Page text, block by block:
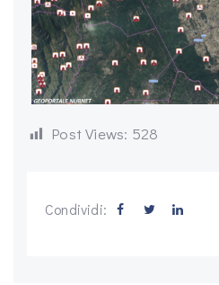
Post Views: 528
Condividi: